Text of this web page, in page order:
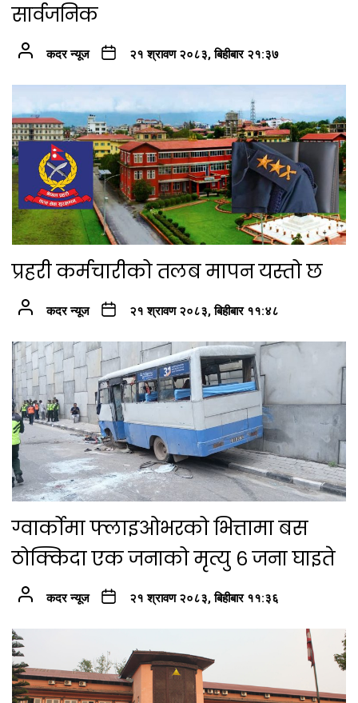
सार्वजनिक
कदर न्यूज २१ श्रावण २०८३, बिहीबार २१:३७
प्रहरी कर्मचारीको तलब मापन यस्तो छ
कदर न्यूज २१ श्रावण २०८३, बिहीबार ११:४८
ग्वार्कोमा फ्लाइओभरको भित्तामा बस
ठोक्किदा एक जनाको मृत्यु ६ जना घाइते
कदर न्यूज २१ श्रावण २०८३, बिहीबार ११:३६